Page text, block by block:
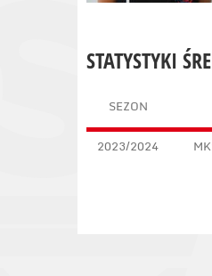
STATYSTYKI
SEZON
2023/2024